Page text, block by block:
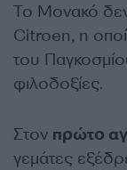
Το Μονακό δεν
Citroen, η
του
φιλοδοξίες.
Στον πρώτο
γεμάτες